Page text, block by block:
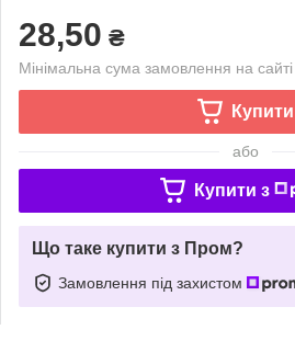
28,50 ₴
Мінімальна сума замовлення на
Купити
або
Купити з
Що таке купити з Пром?
Замовлення під захистом